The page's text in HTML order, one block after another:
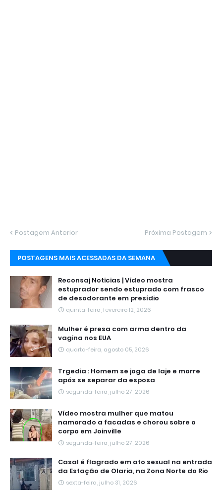
Postagem Anterior Próxima Postagem
POSTAGENS MAIS ACESSADAS DA SEMANA
Reconsaj Noticias | Vídeo mostra
estuprador sendo estuprado com frasco
de desodorante em presídio
quinta-feira, fevereiro 12, 2026
Mulher é presa com arma dentro da
vagina nos EUA
quarta-feira, agosto 05, 2026
Trgedia : Homem se joga de laje e morre
após se separar da esposa
segunda-feira, julho 27, 2026
Vídeo mostra mulher que matou
namorado a facadas e chorou sobre o
corpo em Joinville
segunda-feira, julho 27, 2026
Casal é flagrado em ato sexual na entrada
da Estação de Olaria, na Zona Norte do Rio
sexta-feira, julho 31, 2026